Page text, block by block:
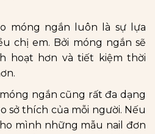
móng ngắn luôn là sự lựa
chị em. Bởi móng ngắn sẽ
hoạt hơn và tiết kiệm thời
ngắn cũng rất đa dạng
sở thích của mỗi người. Nếu
mình những mẫu nail đơn